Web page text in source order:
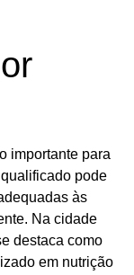
importante para
pode
às
Na cidade
destaca como
em nutrição